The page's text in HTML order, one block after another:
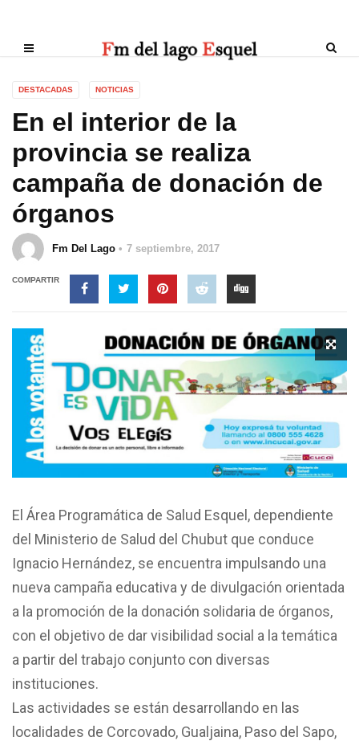
DESTACADAS NOTICIAS
En el interior de la
provincia se realiza
campaña de donación de
órganos
Fm Del Lago 7 septiembre, 2017
COMPARTIR
El Área Programática de Salud Esquel, dependiente
del Ministerio de Salud del Chubut que conduce
Ignacio Hernández, se encuentra impulsando una
nueva campaña educativa y de divulgación orientada
a la promoción de la donación solidaria de órganos,
con el objetivo de dar visibilidad social a la temática
a partir del trabajo conjunto con diversas
instituciones.
Las actividades se están desarrollando en las
localidades de Corcovado, Gualjaina, Paso del Sapo,